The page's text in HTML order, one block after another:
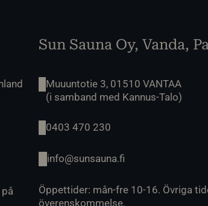
Sun Sauna Oy, Vanda,
Muuuntotie 3, 01510 VANTAA
(i samband med Kannus-Talo)
0403 470 230
info@sunsauna.fi
Öppettider: mån-fre 10-16. Övriga
överenskommelse.